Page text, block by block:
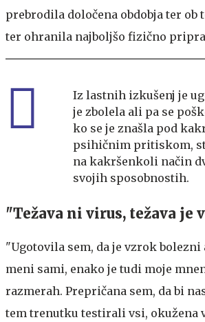
prebrodila določena obdobja ter ob
ter ohranila najboljšo fizično
Iz lastnih izkušenj je
je zbolela ali pa se
ko se je znašla pod
psihičnim pritiskom,
na kakršenkoli način
svojih sposobnostih.
"Težava ni virus, težava je
"Ugotovila sem, da je vzrok bolezni
meni sami, enako je tudi moje
razmerah. Prepričana sem, da bi
tem trenutku testirali vsi, okužena